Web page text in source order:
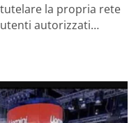
la propria rete
utenti autorizzati…